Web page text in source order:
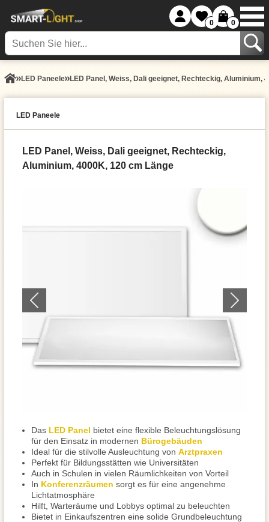
0 0
LED Paneele LED Panel, Weiss, Dali geeignet, Rechteckig, Aluminium,
LED Paneele
LED Panel, Weiss, Dali geeignet, Rechteckig,
Aluminium, 4000K, 120 cm Länge
Das LED Panel bietet eine flexible Beleuchtungslösung
für den Einsatz in modernen Bürogebäuden
Ideal für die stilvolle Ausleuchtung von Arztpraxen
Perfekt für Bildungsstätten wie Universitäten
Auch in Schulen in vielen Räumlichkeiten von Vorteil
In Konferenzräumen sorgt es für eine angenehme
Lichtatmosphäre
Hilft, Warteräume und Lobbys optimal zu beleuchten
Bietet in Einkaufszentren eine solide Grundbeleuchtung